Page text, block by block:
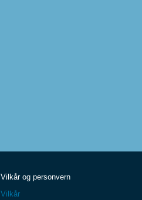
Vilkår og personvern
Vilkår